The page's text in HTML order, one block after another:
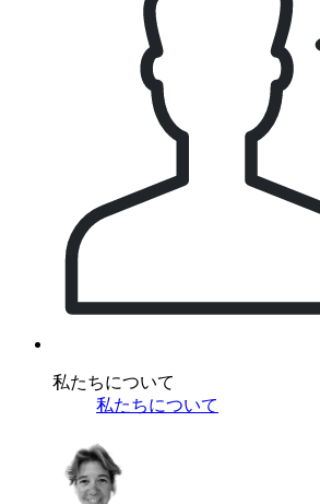
私たちについて
私たちについて